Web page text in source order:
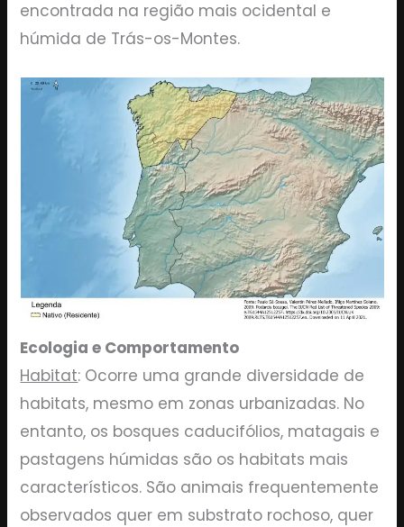
encontrada na região mais ocidental e
húmida de Trás-os-Montes.
Ecologia e Comportamento
Habitat: Ocorre uma grande diversidade de
habitats, mesmo em zonas urbanizadas. No
entanto, os bosques caducifólios, matagais e
pastagens húmidas são os habitats mais
característicos. São animais frequentemente
observados quer em substrato rochoso, quer